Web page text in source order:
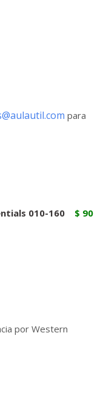
para
010-160
$ 90
por Western